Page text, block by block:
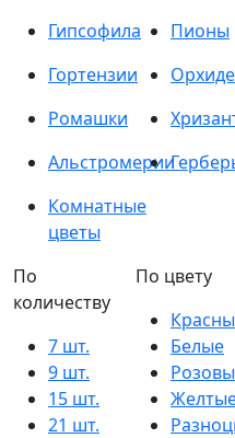
Гипсофила
Пионы
Гортензии
Ромашки
Альстромерии
Комнатные
цветы
По
количеству
7 шт.
9 шт.
15 шт.
21 шт.
По цвету
Белые